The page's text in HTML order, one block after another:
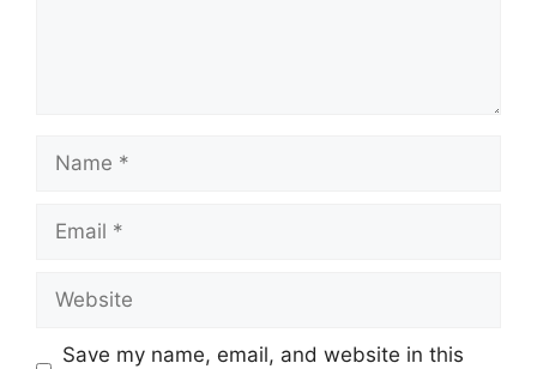
Name
Email
Website
Save my name, email, and website in this